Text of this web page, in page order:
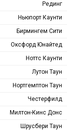
Рединг
Ньюпорт Каунти
Бирмингем Сити
Оксфорд Юнайтед
Ноттс Каунти
Лутон Таун
Нортгемптон Таун
Честерфилд
Милтон-Кинс Донс
Шрусбери Таун